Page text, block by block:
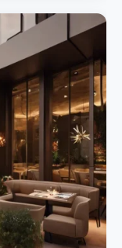
خدمات شركة
أخطاء
أمثلة على
الإمارات